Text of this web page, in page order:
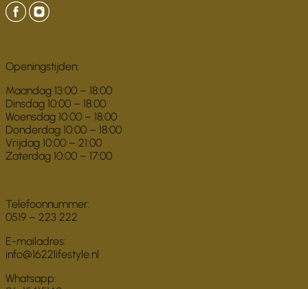
Openingstijden:
Maandag 13:00 – 18:00
Dinsdag 10:00 – 18:00
Woensdag 10:00 – 18:00
Donderdag 10:00 – 18:00
Vrijdag 10:00 – 21:00
Zaterdag 10:00 – 17:00
Telefoonnummer:
0519 – 223 222
E-mailadres:
info@1622lifestyle.nl
Whatsapp: